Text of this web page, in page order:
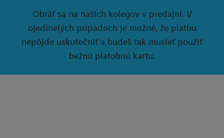
Obráť sa na našich kolegov v predajni. V
ojedinelých prípadoch je možné, že platbu
nepôjde uskutočniť a budeš tak musieť použiť
bežnú platobnú kartu.